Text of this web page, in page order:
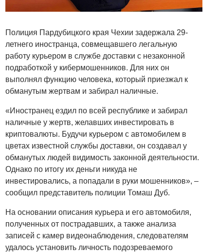
Полиция Пардубицкого края Чехии задержала 29-
летнего иностранца, совмещавшего легальную
работу курьером в службе доставки с незаконной
подработкой у кибермошенников. Для них он
выполнял функцию человека, который приезжал к
обманутым жертвам и забирал наличные.
«Иностранец ездил по всей республике и забирал
наличные у жертв, желавших инвестировать в
криптовалюты. Будучи курьером с автомобилем в
цветах известной службы доставки, он создавал у
обманутых людей видимость законной деятельности.
Однако по итогу их деньги никуда не
инвестировались, а попадали в руки мошенников», –
сообщил представитель полиции Томаш Дуб.
На основании описания курьера и его автомобиля,
полученных от пострадавших, а также анализа
записей с камер видеонаблюдения, следователям
удалось установить личность подозреваемого